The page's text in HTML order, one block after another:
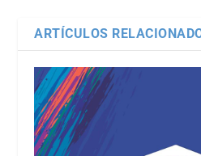
ARTÍCULOS